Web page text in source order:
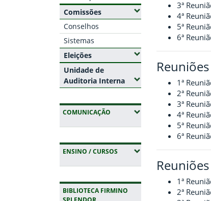
Comissões(Expandir submenus)
Conselhos
Sistemas
Eleições(Expandir submenus)
Unidade de
Auditoria Interna(Expandir submenus)
COMUNICAÇÃO (EXPANDIR SUBMENUS)
ENSINO / CURSOS (EXPANDIR SUBMENUS)
BIBLIOTECA FIRMINO
3ª
4ª
5ª
6ª
1ª
2ª
3ª
4ª
5ª
6ª
1ª
2ª